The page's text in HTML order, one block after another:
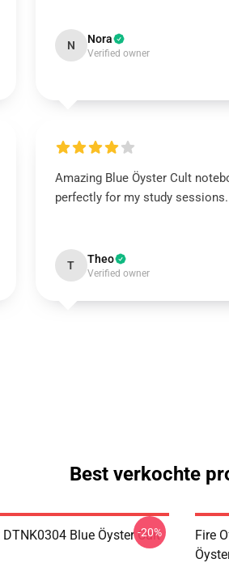
N Nora
Verified owner
Amazing Blue Öyster Cult
perfectly for my study sessions.
T Theo
Verified owner
Best verkochte
Blue Öyster Cult
-20%
Fire